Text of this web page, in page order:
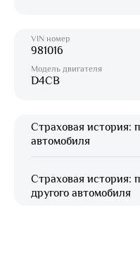
VIN номер
981016
Модель двигателя
D4CB
Страховая история:
автомобиля
Страховая история:
другого автомобиля